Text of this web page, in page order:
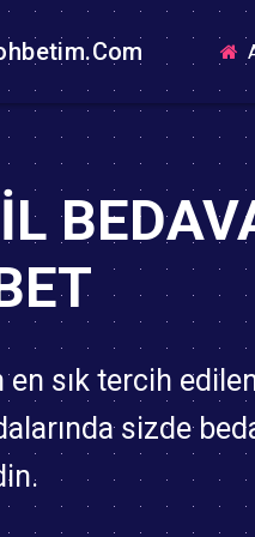
en sık tercih
sizde